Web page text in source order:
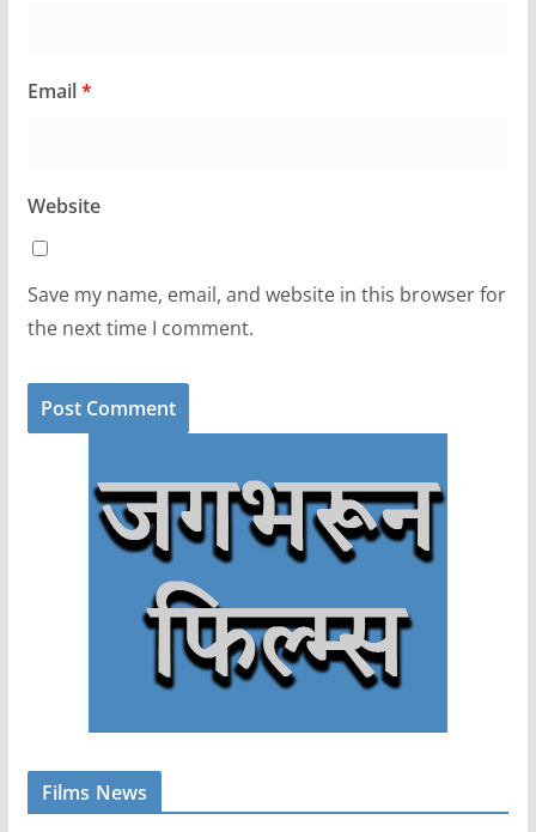
Email*
Website
Save my name, email, and website in this browser for
the next time I comment.
Films News